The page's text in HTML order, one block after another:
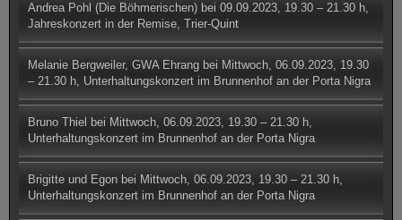
Andrea Pohl (Die Böhmerischen) bei 09.09.2023, 19.30 – 21.30 h,
Jahreskonzert in der Remise, Trier-Quint
Melanie Bergweiler, GWA Ehrang bei Mittwoch, 06.09.2023, 19.30
– 21.30 h, Unterhaltungskonzert im Brunnenhof an der Porta Nigra
Bruno Thiel bei Mittwoch, 06.09.2023, 19.30 – 21.30 h,
Unterhaltungskonzert im Brunnenhof an der Porta Nigra
Brigitte und Egon bei Mittwoch, 06.09.2023, 19.30 – 21.30 h,
Unterhaltungskonzert im Brunnenhof an der Porta Nigra